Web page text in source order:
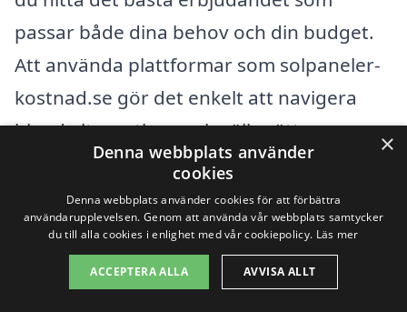
passar både dina behov och din budget.
Att använda plattformar som solpaneler-
kostnad.se gör det enkelt att navigera
bland alternativen och välja rätt
installation för ditt hem. Med rätt
information och hjälp kan du ta steget
mot en mer hållbar och ekonomisk
energilösning.
×
Denna webbplats använder
cookies
Denna webbplats använder cookies för att förbättra
användarupplevelsen. Genom att använda vår webbplats samtycker
du till alla cookies i enlighet med vår cookiepolicy. Läs mer
ACCEPTERA ALLA AVVISA ALLT